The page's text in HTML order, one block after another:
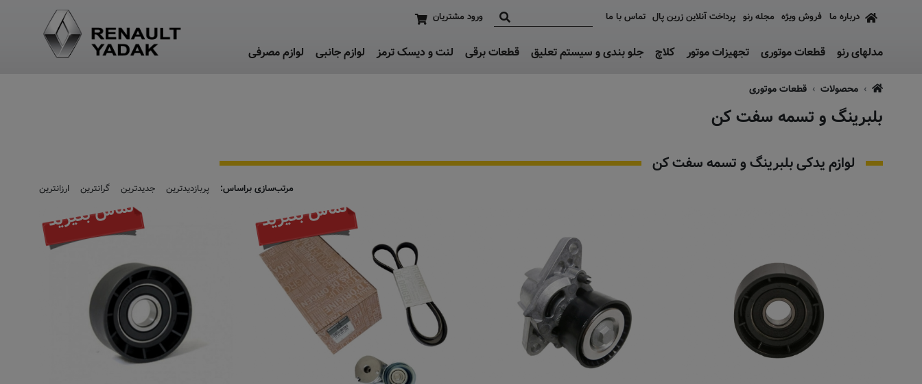
درباره ما فروش ویژه مجله رنو پرداخت آنلاین زرین پال تماس با ما ورود مشتریان
مدلهای رنو قطعات موتوری تجهیزات موتور کلاچ جلو بندی و سیستم تعلیق قطعات برقی لنت و دیسک ترمز لوازم جانبی لوازم مصرفی
محصولات قطعات موتوری
بلبرینگ و تسمه سفت کن
لوازم یدکی بلبرینگ و تسمه سفت کن
مرتب‌سازی براساس: پربازدیدترین جدیدترین گرانترین ارزانترین
تماس بگیرید تماس بگیرید